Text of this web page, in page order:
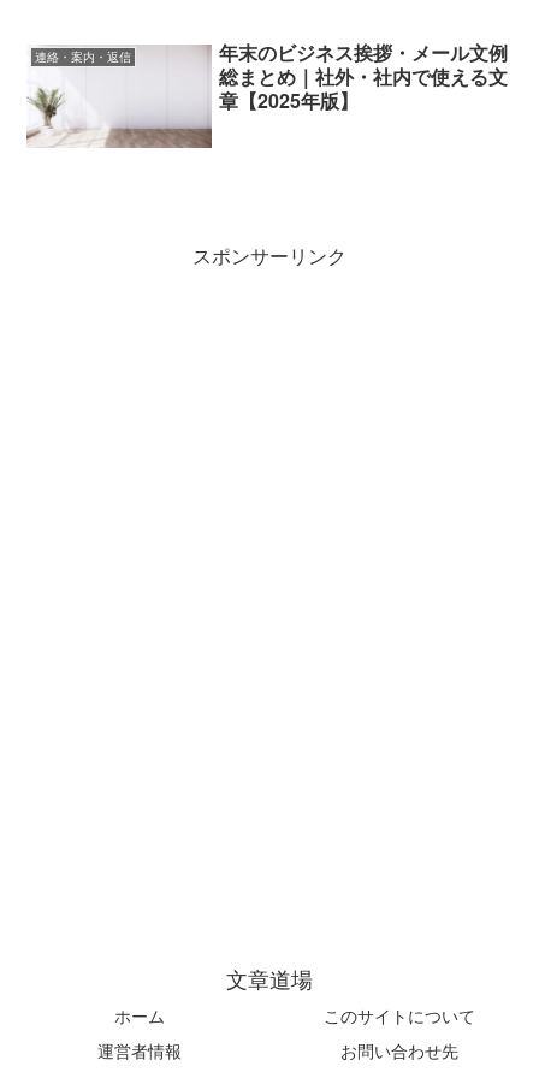
連絡・案内・返信
年末のビジネス挨拶・メール文例
総まとめ｜社外・社内で使える文
章【2025年版】
スポンサーリンク
文章道場
ホーム
このサイトについて
運営者情報
お問い合わせ先